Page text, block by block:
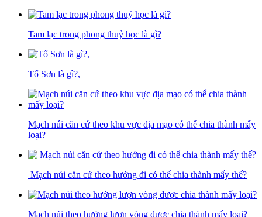
Tam lạc trong phong thuỷ học là gì?
Tổ Sơn là gì?,
Mạch núi căn cứ theo khu vực địa mạo có thể chia thành mấy
loại?
Mạch núi căn cứ theo hướng đi có thể chia thành mấy thế?
Mạch núi theo hướng lượn vòng được chia thành mấy loại?